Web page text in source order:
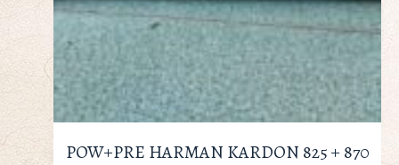
POW+PRE HARMAN KARDON 825 + 870